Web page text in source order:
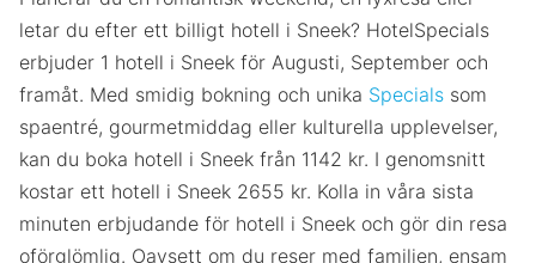
letar du efter ett billigt hotell i Sneek? HotelSpecials
erbjuder 1 hotell i Sneek för Augusti, September och
framåt. Med smidig bokning och unika Specials som
spaentré, gourmetmiddag eller kulturella upplevelser,
kan du boka hotell i Sneek från 1142 kr. I genomsnitt
kostar ett hotell i Sneek 2655 kr. Kolla in våra sista
minuten erbjudande för hotell i Sneek och gör din resa
oförglömlig. Oavsett om du reser med familjen, ensam